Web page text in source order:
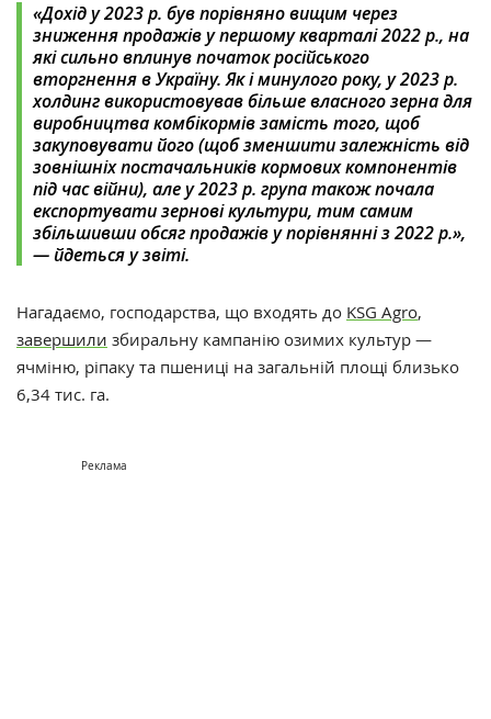
«Дохід у 2023 р. був порівняно вищим через
зниження продажів у першому кварталі 2022 р., на
які сильно вплинув початок російського
вторгнення в Україну. Як і минулого року, у 2023 р.
холдинг використовував більше власного зерна для
виробництва комбікормів замість того, щоб
закуповувати його (щоб зменшити залежність від
зовнішніх постачальників кормових компонентів
під час війни), але у 2023 р. група також почала
експортувати зернові культури, тим самим
збільшивши обсяг продажів у порівнянні з 2022 р.»,
— йдеться у звіті.
Нагадаємо, господарства, що входять до KSG Agro,
завершили збиральну кампанію озимих культур —
ячміню, ріпаку та пшениці на загальній площі близько
6,34 тис. га.
Реклама